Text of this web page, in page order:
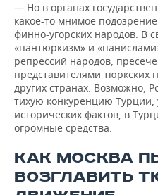
— Но в органах
какое-то мнимое
финно-угорских народов. В
«пантюркизм» и
репрессий народов,
представителями
других странах. Возможно,
тихую конкуренцию Турции,
исторических фактов, в
огромные средства.
КАК МОСКВА
ВОЗГЛАВИТЬ